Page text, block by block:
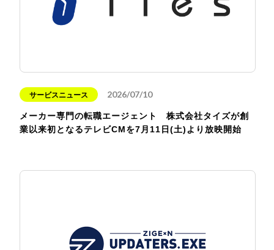
サービスニュース 2026/07/10
メーカー専門の転職エージェント 株式会社タイズが創
業以来初となるテレビCMを7月11日(土)より放映開始